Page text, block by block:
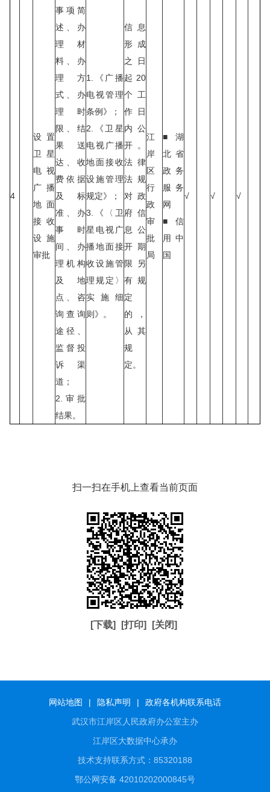
4
设置
卫星
电视
广播
地面
接收
设施
审批
事项简
述、办
理材
料、办
理方
式、办
理时
限、结
果送
达、收
费依据
及标
准、办
事时
间、办
理机构
及地
点、咨
询查询
途径、
监督投
诉渠
道；
2.审批
结果。
1.《广播
电视管理
条例》；
2.《卫星
电视广播
地面接收
设施管理
规定》；
3.《〈卫
星电视广
播地面接
收设施管
理规定〉
实施细
则》。
信息
形成
之日
起20
个工
作日
内公
开。
法律
法规
对政
府信
息公
开期
限另
有规
定
的，
从其
规
定。
江
岸
区
行
政
审
批
局
■湖
北省
政务
服务
网
■信
用中
国
√ √ √
扫一扫在手机上查看当前页面
[下载] [打印] [关闭]
网站地图 | 隐私声明 |
政府各机构联系电话
武汉市江岸区人民政府办公室主办
江岸区大数据中心承办
技术支持联系方式：85320188
鄂公网安备 42010202000845号